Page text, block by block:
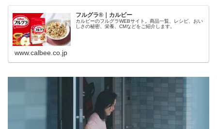
フルグラ®｜カルビー
カルビーのフルグラWEBサイト。商品一覧、レシピ、おい
しさの秘密、栄養、CMなどをご紹介します。
www.calbee.co.jp